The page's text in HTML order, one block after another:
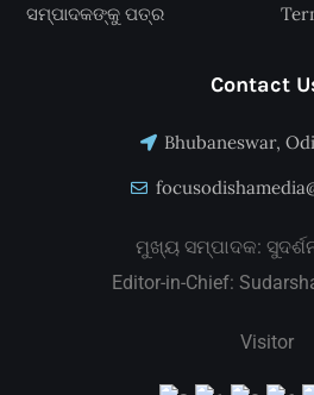
ସମ୍ପାଦକଙ୍କୁ ପତ୍ର
Contact
Bhubaneswar,
ମୁଖ୍ୟ ସମ୍ପାଦକ:
Editor-in-Chief:
Visitor